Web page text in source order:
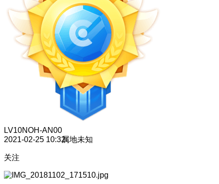
LV10NOH-AN00
2021-02-25 10:32属地未知
关注